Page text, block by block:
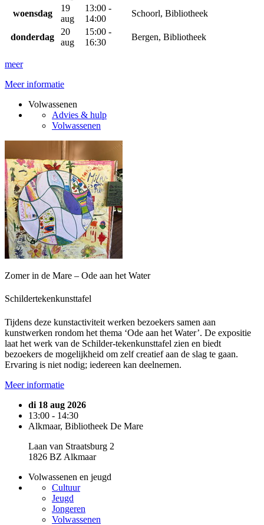
woensdag
19
aug
13:00 -
14:00
Schoorl, Bibliotheek
donderdag
20
aug
15:00 -
16:30
Bergen, Bibliotheek
meer
Meer informatie
Volwassenen
Advies & hulp
Volwassenen
Zomer in de Mare – Ode aan het Water
Schildertekenkunsttafel
Tijdens deze kunstactiviteit werken bezoekers samen aan
kunstwerken rondom het thema ‘Ode aan het Water’. De expositie
laat het werk van de Schilder-tekenkunsttafel zien en biedt
bezoekers de mogelijkheid om zelf creatief aan de slag te gaan.
Ervaring is niet nodig; iedereen kan deelnemen.
Meer informatie
di 18 aug 2026
13:00 - 14:30
Alkmaar, Bibliotheek De Mare
Laan van Straatsburg 2
1826 BZ Alkmaar
Volwassenen en jeugd
Cultuur
Jeugd
Jongeren
Volwassenen